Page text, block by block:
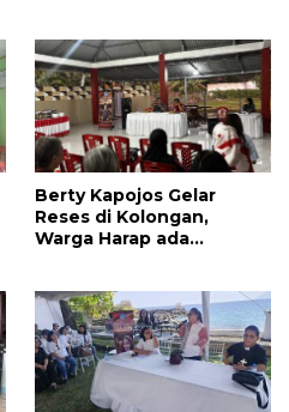
Berty Kapojos Gelar
Reses di Kolongan,
Warga Harap ada